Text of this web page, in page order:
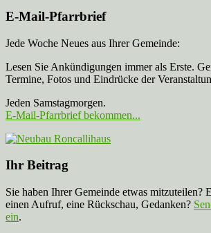
E-Mail-Pfarrbrief
Jede Woche Neues aus Ihrer Gemeinde:
Lesen Sie Ankündigungen immer als Erste.
Termine, Fotos und Eindrücke der
Jeden Samstagmorgen.
E-Mail-Pfarrbrief bekommen...
Ihr Beitrag
Sie haben Ihrer Gemeinde etwas mitzuteilen?
einen Aufruf, eine Rückschau, Gedanken?
ein.